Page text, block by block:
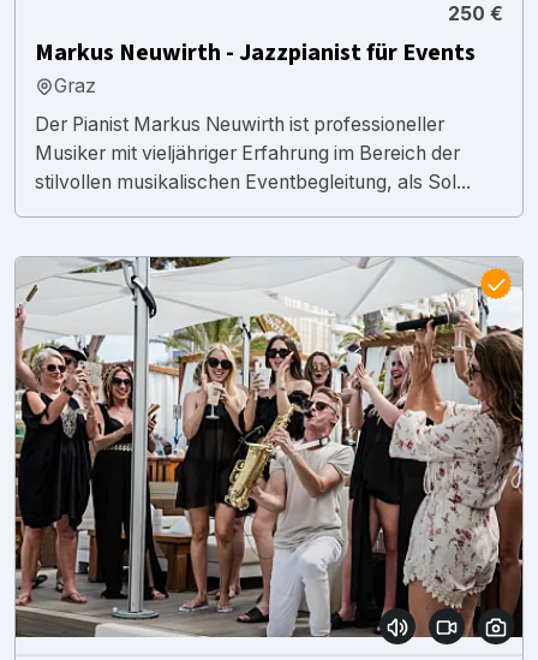
250 €
Markus Neuwirth - Jazzpianist für Events
Graz
Der Pianist Markus Neuwirth ist professioneller
Musiker mit vieljähriger Erfahrung im Bereich der
stilvollen musikalischen Eventbegleitung, als Sol...